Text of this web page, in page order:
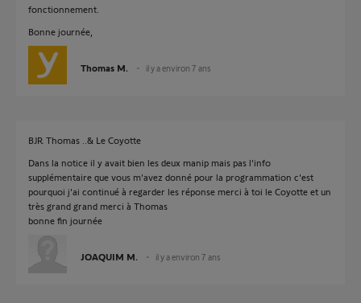
fonctionnement.
Bonne journée,
Thomas M. il y a environ 7 ans
BJR Thomas ..& Le Coyotte
Dans la notice il y avait bien les deux manip mais pas l'info
supplémentaire que vous m'avez donné pour la programmation c'est
pourquoi j'ai continué à regarder les réponse merci à toi le Coyotte et un
très grand grand merci à Thomas
bonne fin journée
JOAQUIM M. il y a environ 7 ans